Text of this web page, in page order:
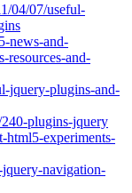
04/07/useful-
news-and-
resources-and-
jquery-plugins-and-
plugins-jquery
html5-experiments-
navigation-